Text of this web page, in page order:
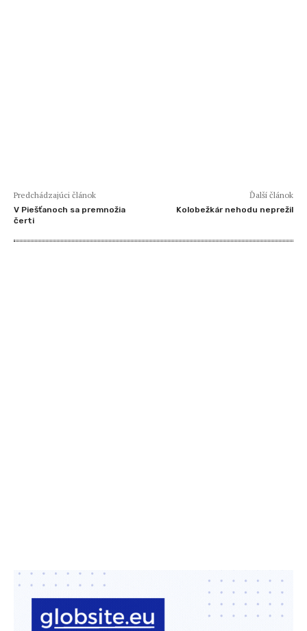
Predchádzajúci článok
V Piešťanoch sa premnožia
čerti
Ďalší článok
Kolobežkár nehodu neprežil